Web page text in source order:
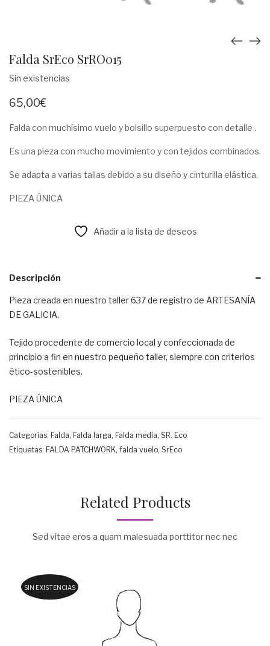
Falda SrEco SrRO015
Sin existencias
65,00€
Falda con muchísimo vuelo y bolsillo superpuesto con detalle .
Es una pieza con mucho movimiento y con tejidos combinados.
Se adapta a varias tallas debido a su diseño y cinturilla elástica.
PIEZA ÚNICA
Añadir a la lista de deseos
Descripción
Pieza creada en nuestro taller 637 de registro de ARTESANÍA
DE GALICIA.
Tejido procedente de comercio local y confeccionada de
principio a fin en nuestro pequeño taller, siempre con criterios
ético-sostenibles.
PIEZA ÚNICA
Categorías: Falda, Falda larga, Falda media, SR. Eco
Etiquetas: FALDA PATCHWORK, falda vuelo, SrEco
Related Products
Sed vitae eros a quam malesuada porttitor nec nec
SIN EXISTENCIAS